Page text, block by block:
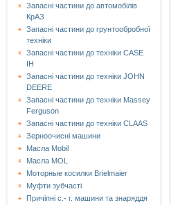
Запасні частини до автомобілів
КрАЗ
Запасні частини до грунтообробної
техніки
Запасні частини до техніки CASE
IH
Запасні частини до техніки JOHN
DEERE
Запасні частини до техніки Massey
Ferguson
Запасні частини до техніки СLAAS
Зерноочисні машини
Масла Mobil
Масла MOL
Моторные косилки Brielmaier
Муфти зубчасті
Причіпні с.- г. машини та знаряддя